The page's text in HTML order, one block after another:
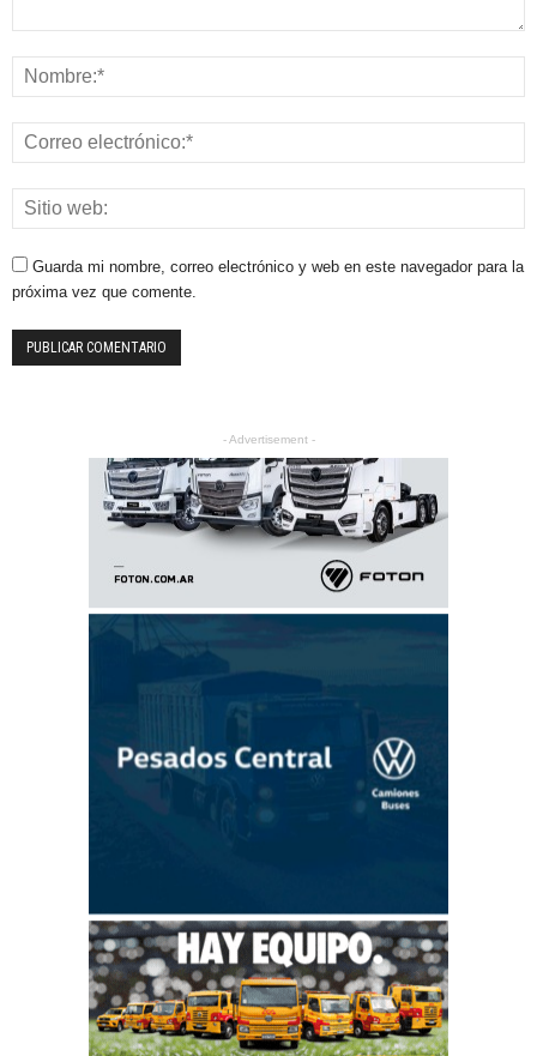
Guarda mi nombre, correo electrónico y web en este navegador para la
próxima vez que comente.
- Advertisement -